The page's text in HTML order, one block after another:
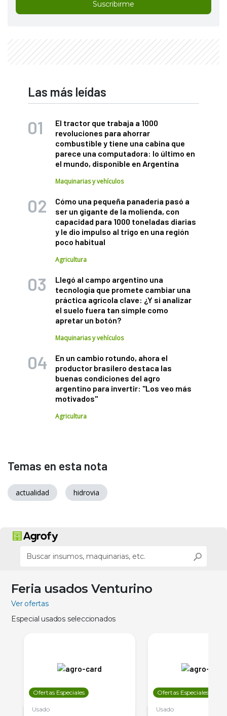
Suscribirme
Las más leídas
El tractor que trabaja a 1000
revoluciones para ahorrar
combustible y tiene una cabina que
parece una computadora: lo último en
el mundo, disponible en Argentina
Maquinarias y vehículos
Cómo una pequeña panadería pasó a
ser un gigante de la molienda, con
capacidad para 1000 toneladas diarias
y le dio impulso al trigo en una región
poco habitual
Agricultura
Llegó al campo argentino una
tecnología que promete cambiar una
práctica agrícola clave: ¿Y si analizar
el suelo fuera tan simple como
apretar un botón?
Maquinarias y vehículos
En un cambio rotundo, ahora el
productor brasilero destaca las
buenas condiciones del agro
argentino para invertir: "Los veo más
motivados"
Agricultura
Temas en esta nota
actualidad hidrovia
Feria usados Venturino
Ver ofertas
Especial usados seleccionados
Ofertas Especiales
Usado
Ofertas Especiales
Usado